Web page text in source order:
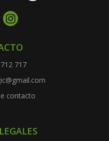
717
contacto